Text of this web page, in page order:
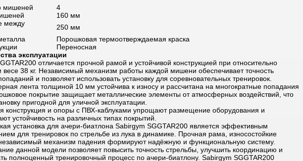
мишеней
4
160 мм
между
250 мм
Порошковая термоотверждаемая краска
Переносная
эксплуатации
отличается прочной рамой и устойчивой конструкцией при относительно
38 кг. Независимый механизм работы каждой мишени обеспечивает точность
и позволяет использовать установку для соревновательных тренировок.
лента толщиной 10 мм устойчива к износу и рассчитана на многократные попадания
покрытие защищает металлические элементы от атмосферных воздействий, что
пригодной для уличной эксплуатации.
конструкция и опоры с ПВХ-каблуками упрощают размещение оборудования и
устойчивость на различных типах покрытий.
установка для ачери-биатлона Sabirgym SGGTAR200 является эффективным
для тренировок по стрельбе из лука в динамике. Прочная рама, износостойкие
механизм падения формируют надёжную и функциональную систему.
данной модели позволяет повысить точность стрельбы, улучшить координацию и
полноценный тренировочный процесс по ачери-биатлону. Sabirgym SGGTAR200